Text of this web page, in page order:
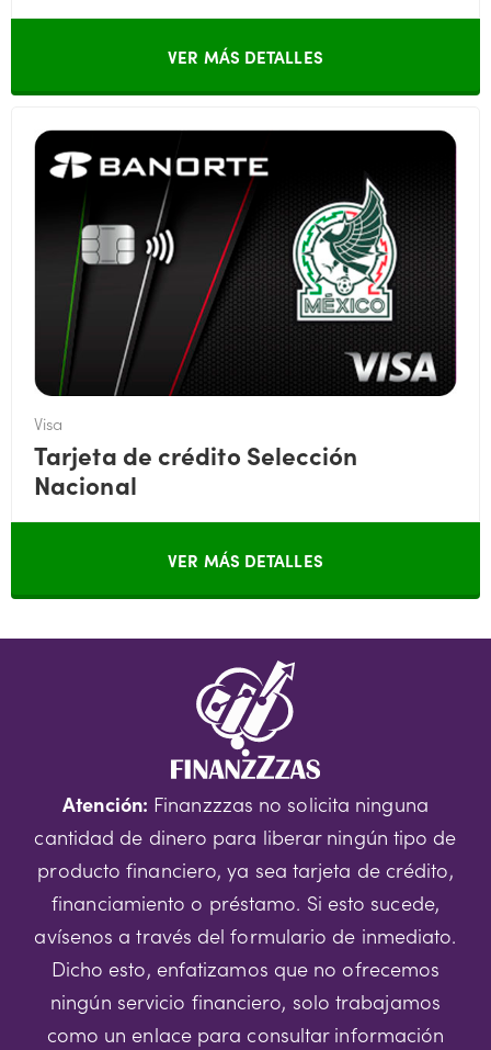
VER MÁS DETALLES
Visa
Tarjeta de crédito Selección
Nacional
VER MÁS DETALLES
Atención: Finanzzzas no solicita ninguna
cantidad de dinero para liberar ningún tipo de
producto financiero, ya sea tarjeta de crédito,
financiamiento o préstamo. Si esto sucede,
avísenos a través del formulario de inmediato.
Dicho esto, enfatizamos que no ofrecemos
ningún servicio financiero, solo trabajamos
como un enlace para consultar información